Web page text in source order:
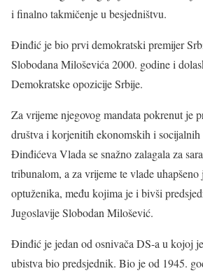
i finalno takmičenje u besjedništvu.
Đinđić je bio prvi demokratski premijer
Slobodana Miloševića 2000. godine i
Demokratske opozicije Srbije.
Za vrijeme njegovog mandata pokrenut je
društva i korjenitih ekonomskih i
Đinđićeva Vlada se snažno zalagala za
tribunalom, a za vrijeme te vlade
optuženika, među kojima je i bivši
Jugoslavije Slobodan Milošević.
Đinđić je jedan od osnivača DS-a u kojoj
ubistva bio predsjednik. Bio je od 1945.